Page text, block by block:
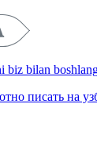
biz bilan
писать на